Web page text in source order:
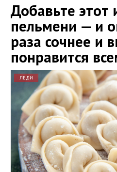
Добавьте этот
пельмени — и
раза сочнее и
понравится
ЛЕДИ